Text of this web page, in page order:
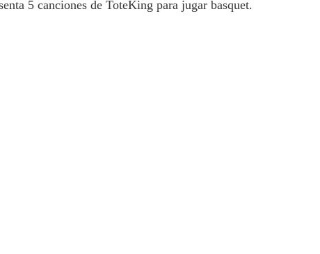
5 canciones de ToteKing para jugar basquet.